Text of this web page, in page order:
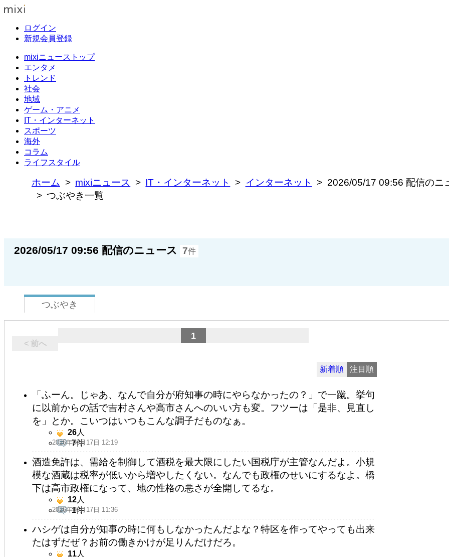
ログイン
新規会員登録
mixiニューストップ
エンタメ
トレンド
社会
地域
ゲーム・アニメ
IT・インターネット
スポーツ
海外
コラム
ライフスタイル
ホーム mixiニュース IT・インターネット インターネット
2026/05/17 09:56 配信のニ
つぶやき一覧
2026/05/17 09:56 配信のニュース 7件
つぶやき
< 前へ
1
新着順 注目順
「ふーん。じゃあ、なんで自分が府知事の時にやらなかったの？」で一蹴。挙句
に以前からの話で吉村さんや高市さんへのいい方も変。フツーは「是非、見直し
を」とか。こいつはいつもこんな調子だものなぁ。
2026年05月17日 12:19
26人
7件
酒造免許は、需給を制御して酒税を最大限にしたい国税庁が主管なんだよ。小規
模な酒蔵は税率が低いから増やしたくない。なんでも政権のせいにするなよ。橋
下は高市政権になって、地の性格の悪さが全開してるな。
2026年05月17日 11:36
12人
1件
ハシゲは自分が知事の時に何もしなかったんだよな？特区を作ってやっても出来
たはずだぜ？お前の働きかけが足りんだけだろ。
11人